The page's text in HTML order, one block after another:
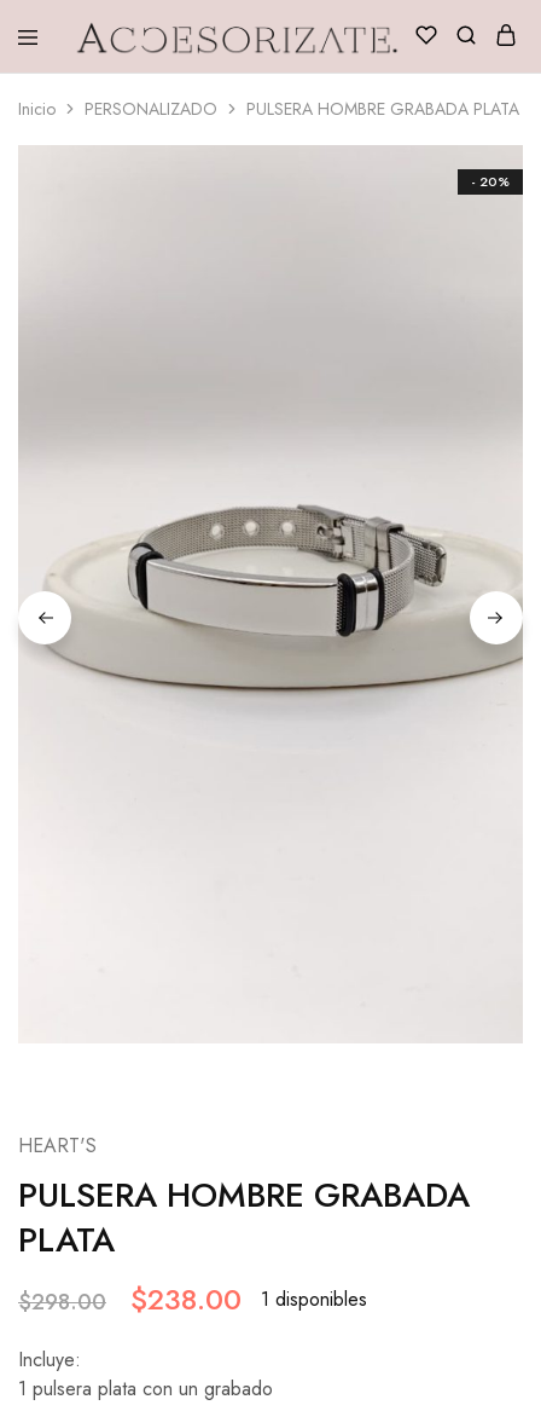
Inicio PERSONALIZADO PULSERA HOMBRE GRABADA PLATA
- 20%
HEART'S
PULSERA HOMBRE GRABADA
PLATA
$298.00 $238.00 1 disponibles
Incluye:
1 pulsera plata con un grabado